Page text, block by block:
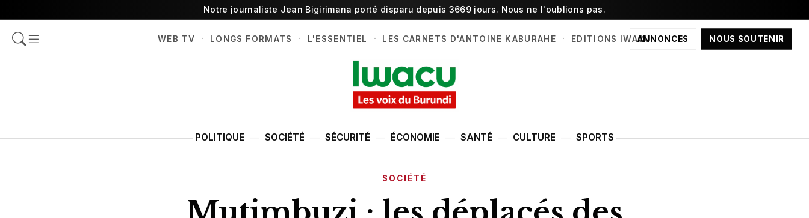
Notre journaliste Jean Bigirimana porté disparu depuis 3669 jours. Nous ne l'oublions pas.
ANNONCES NOUS SOUTENIR
WEB TV · LONGS FORMATS · L'ESSENTIEL · LES CARNETS D'ANTOINE KABURAHE · EDITIONS IWACU
POLITIQUE SOCIÉTÉ SÉCURITÉ ÉCONOMIE SANTÉ CULTURE SPORTS
SOCIÉTÉ